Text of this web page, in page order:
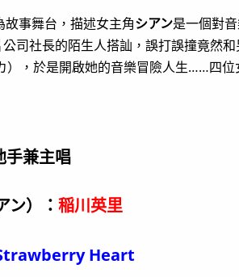
事舞台，描述女主角シアン是一個對
司社長的陌生人搭訕，誤打誤撞竟然
），於是開啟她的音樂冒險人生……四位
手兼主唱
ン）： 稲川英里
Heart